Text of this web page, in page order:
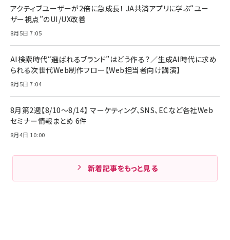
アクティブユーザーが2倍に急成長！ JA共済アプリに学ぶ“ユー
ザー視点”のUI/UX改善
8月5日 7:05
AI検索時代“選ばれるブランド”はどう作る？／生成AI時代に求め
られる次世代Web制作フロー【Web担当者向け講演】
8月5日 7:04
8月第2週【8/10～8/14】 マーケティング、SNS、ECなど各社Web
セミナー情報まとめ 6件
8月4日 10:00
新着記事をもっと見る